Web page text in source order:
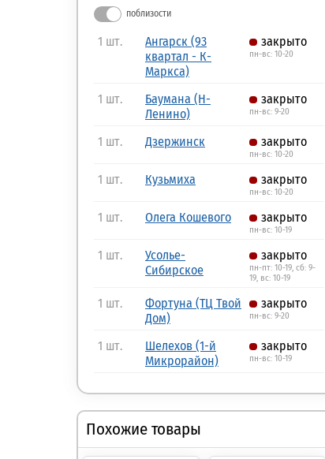
поблизости
1 шт.
Ангарск (93
квартал - К-
Маркса)
закрыто
пн-вс: 10-20
1 шт.
Баумана (Н-
Ленино)
закрыто
пн-вс: 9-20
1 шт. Дзержинск закрыто
пн-вс: 10-20
1 шт. Кузьмиха закрыто
пн-вс: 10-20
1 шт. Олега Кошевого закрыто
пн-вс: 10-19
1 шт.
Усолье-
Сибирское
закрыто
пн-пт: 10-19, сб: 9-
19, вс: 10-19
1 шт.
Фортуна (ТЦ Твой
Дом)
закрыто
пн-вс: 9-20
1 шт.
Шелехов (1-й
Микрорайон)
закрыто
пн-вс: 10-19
Похожие товары